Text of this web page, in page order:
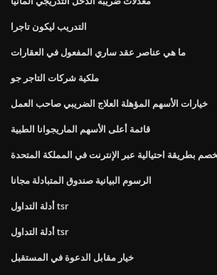
التدريب ليكون تاجرا
ما هي عناصر عقد ساري المفعول في العقارات
ملكية شركات التاجر جو
خيارات الأسهم المؤهلة العلاج الضريبي صاحب العمل
قائمة أعلى الأسهم الماريجوانا الطبية
بطريقة احتيالية عبر الإنترنت في المملكة المتحدة
الرسوم البيانية صندوق المتبادلة مجانا
أدلة التداول tsr
أدلة التداول tsr
خيار مقابل الدعوة في المستقبل